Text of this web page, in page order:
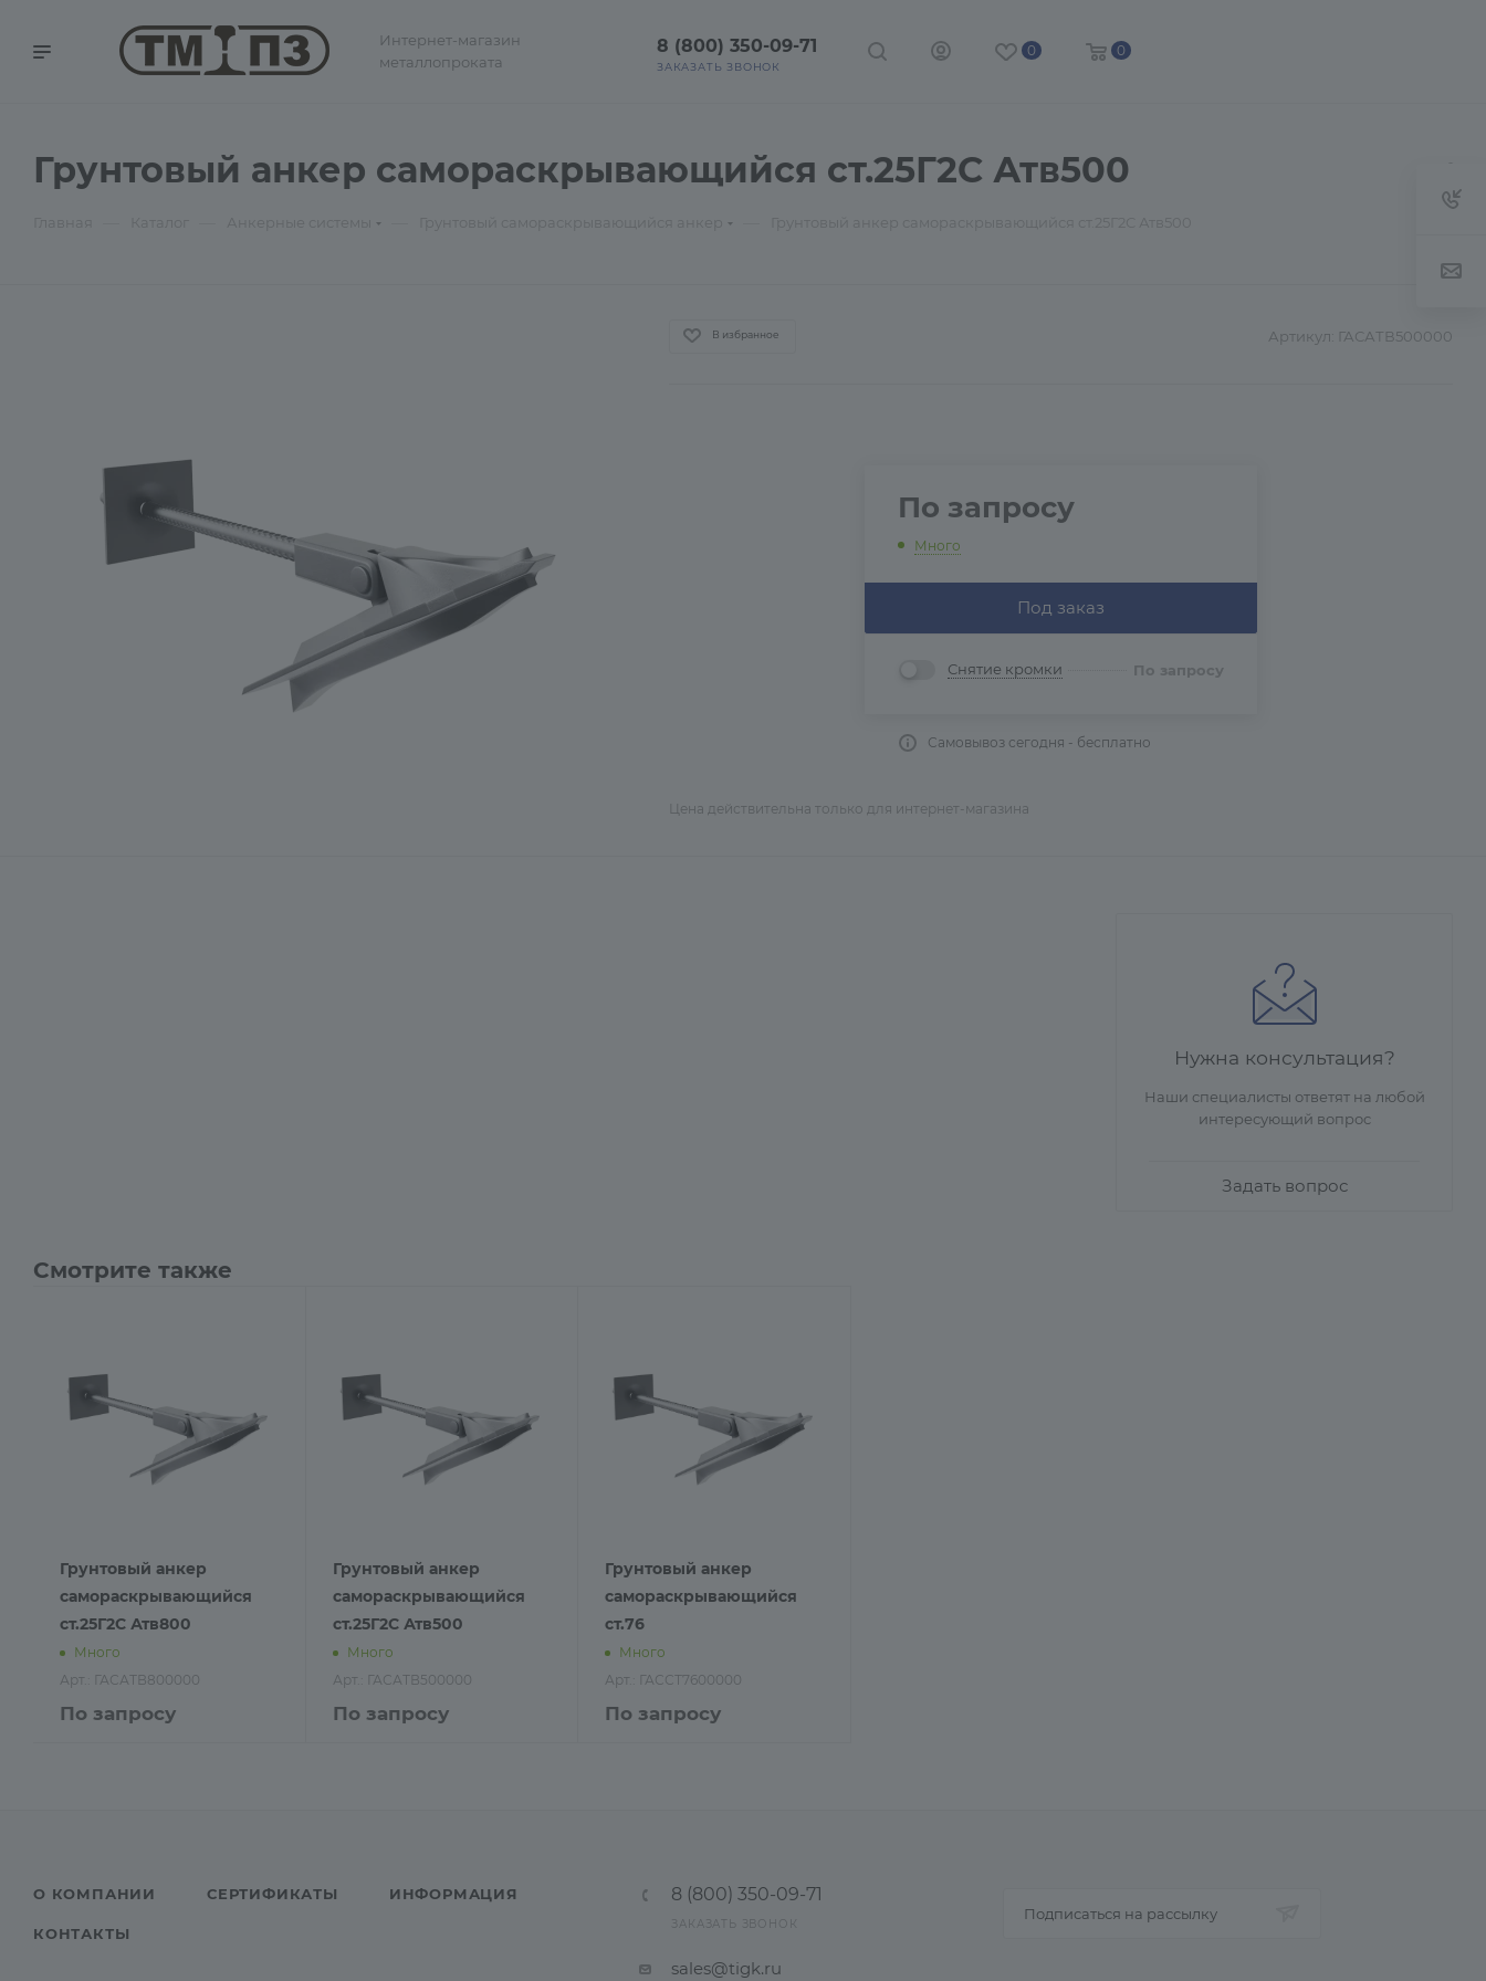
Интернет-магазин
металлопроката
8 (800) 350-09-71
ЗАКАЗАТЬ ЗВОНОК
0 0
Грунтовый анкер самораскрывающийся ст.25Г2С Атв500
В избранное Артикул: ГАСАТВ500000
По запросу
Много
Под заказ
Снятие кромки По запросу
Самовывоз сегодня - бесплатно
Цена действительна только для интернет-магазина
Нужна консультация?
Наши специалисты ответят на любой
интересующий вопрос
Задать вопрос
Смотрите также
Грунтовый анкер
самораскрывающийся
ст.25Г2С Атв800
Много
Арт.: ГАСАТВ800000
По запросу
Грунтовый анкер
самораскрывающийся
ст.25Г2С Атв500
Много
Арт.: ГАСАТВ500000
По запросу
Грунтовый анкер
самораскрывающийся
ст.76
Много
Арт.: ГАССТ7600000
По запросу
О КОМПАНИИ СЕРТИФИКАТЫ ИНФОРМАЦИЯ
КОНТАКТЫ
8 (800) 350-09-71
ЗАКАЗАТЬ ЗВОНОК
sales@tigk.ru
Подписаться на рассылку